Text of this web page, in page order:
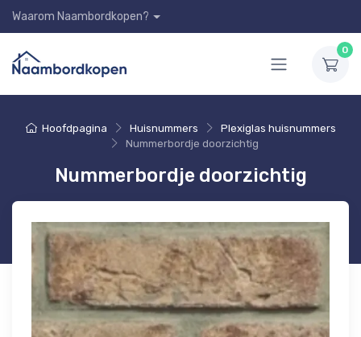
Waarom Naambordkopen?
0
Hoofdpagina Huisnummers
Plexiglas huisnummers
Nummerbordje doorzichtig
Nummerbordje doorzichtig